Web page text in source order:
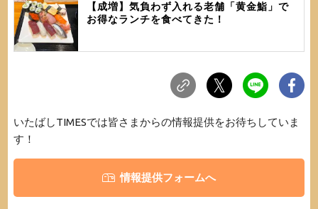
【成増】気負わず入れる老舗「黄金鮨」で
お得なランチを食べてきた！
いたばしTIMESでは皆さまからの情報提供をお待ちしていま
す！
情報提供フォームへ